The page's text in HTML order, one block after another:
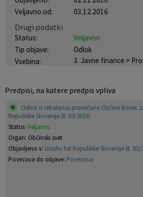
Veljavno od:
03.12.2016
Drugi podatki
Status:
Veljavno
Tip objave:
Odlok
Vsebina:
3. Javne finance >
Predpisi, na katere predpis vpliva
Odlok o rebalansu proračuna Občine Bovec
Republike Slovenije št. 83/2016)
Status: Veljavno
Organ: Občinski svet
Objavljeno v: Uradni list Republike Slovenije št. 83/
Povezava do objave: Povezava
Krajevne skupnosti
Naselja v občini
Pobratene občine
Organigram
Varstvo osebnih podatkov
Temeljni akti občine
Strateški dokumenti
Projekti in investicije
Prostorski akti občine
Predpisi in odloki
Občinski časopis
Proračun občine
Lokalne volitve
Gosp. javne službe
Osmrtnice iz regije